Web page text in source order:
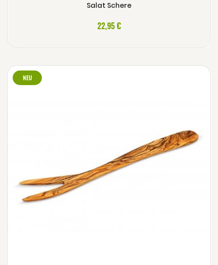
Salat Schere
22,95 €
NEU